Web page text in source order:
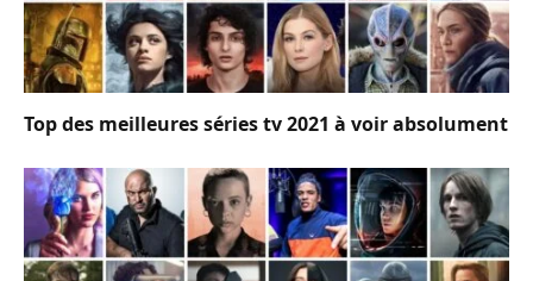
Top des meilleures séries tv 2021 à voir absolument